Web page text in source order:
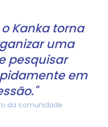
Kanka torna
uma
pesquisar
em
da comunidade